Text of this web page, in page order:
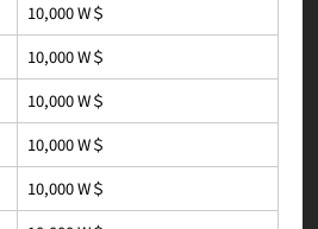
10,000 W＄
10,000 W＄
10,000 W＄
10,000 W＄
10,000 W＄